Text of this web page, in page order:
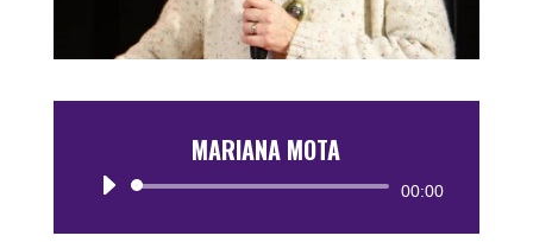
MARIANA MOTA
Reproductor
00:00